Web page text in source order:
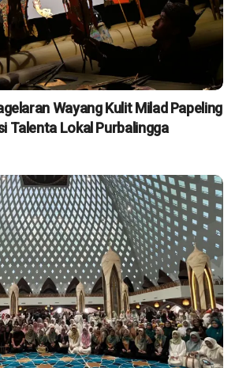
Wayang Kulit Milad Papeling
Talenta Lokal Purbalingga